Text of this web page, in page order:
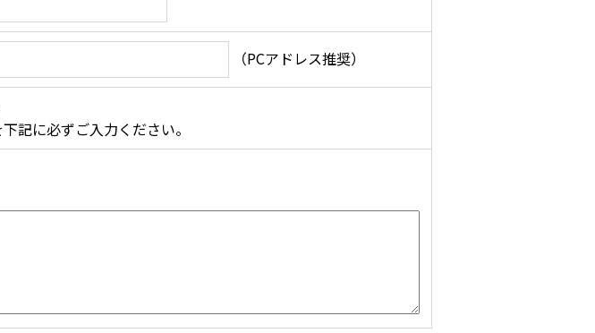
（PCアドレス推奨）
記に必ずご入力ください。